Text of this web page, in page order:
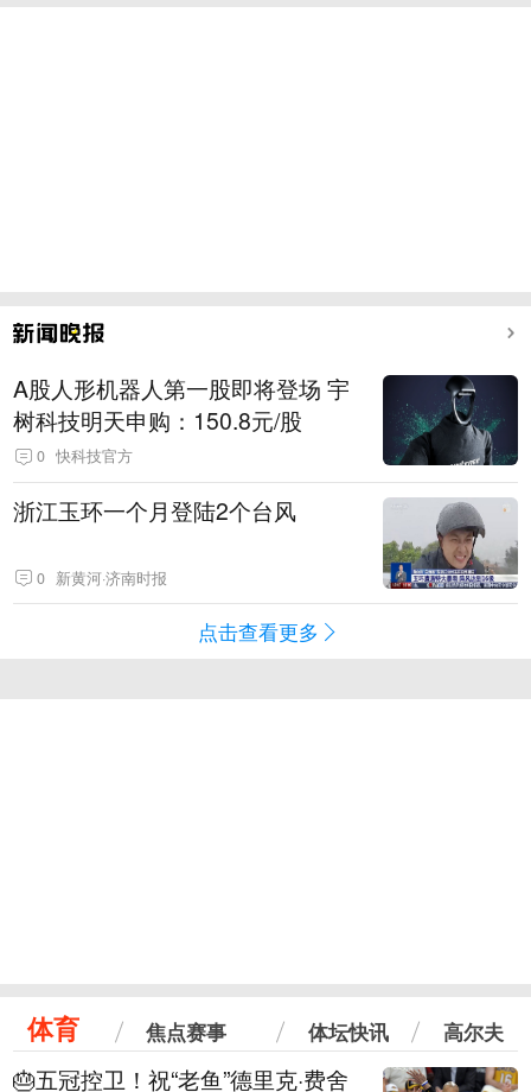
A股人形机器人第一股即将登场 宇
树科技明天申购：150.8元/股
0 快科技官方
浙江玉环一个月登陆2个台风
0 新黄河·济南时报
点击查看更多
体育 焦点赛事 体坛快讯 高尔夫
🎂五冠控卫！祝“老鱼”德里克·费舍